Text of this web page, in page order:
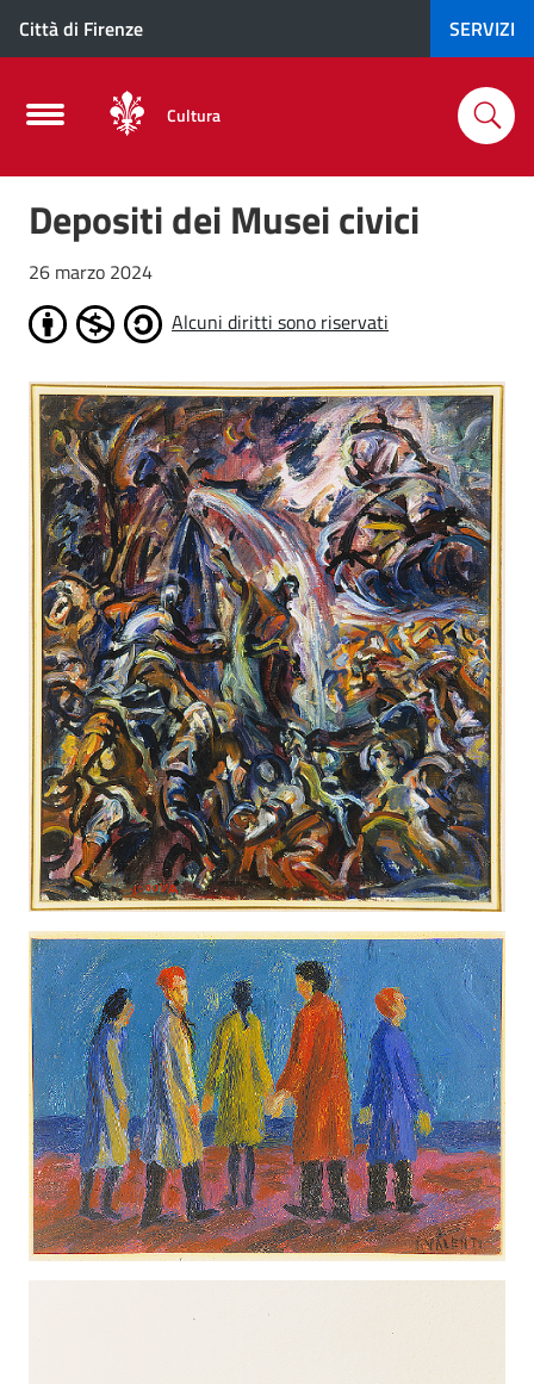
Città di Firenze SERVIZI
Cultura
Depositi dei Musei civici
26 marzo 2024
Alcuni diritti sono riservati